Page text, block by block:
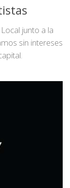
junto a la
sin intereses